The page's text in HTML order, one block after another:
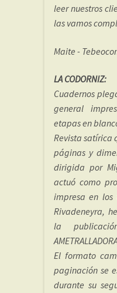
leer nuestros
las vamos
Maite -
LA CODORNIZ:
Cuadernos
general
etapas en
Revista satírica
páginas y
dirigida por
actuó como
impresa en
Rivadeneyra,
la
El formato
paginación se
durante su